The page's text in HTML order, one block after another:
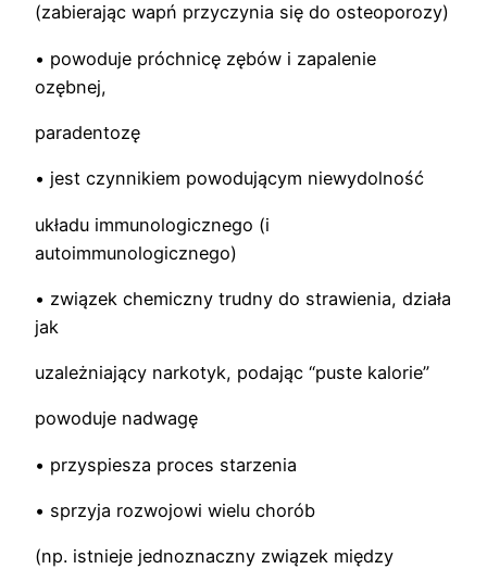
(zabierając wapń przyczynia się do osteoporozy)
• powoduje próchnicę zębów i zapalenie
ozębnej,
paradentozę
• jest czynnikiem powodującym niewydolność
układu immunologicznego (i
autoimmunologicznego)
• związek chemiczny trudny do strawienia, działa
jak
uzależniający narkotyk, podając “puste kalorie”
powoduje nadwagę
• przyspiesza proces starzenia
• sprzyja rozwojowi wielu chorób
(np. istnieje jednoznaczny związek między